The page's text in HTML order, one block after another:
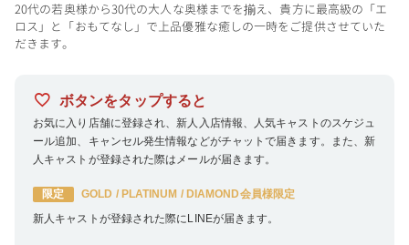
20代の若奥様から30代の大人な奥様までを揃え、貴方に最高級の「エ
ロス」と「おもてなし」で上品優雅な癒しの一時をご提供させていた
だきます。
ボタンをタップすると
お気に入り店舗に登録され、新人入店情報、人気キャストのスケジュ
ール追加、キャンセル発生情報などがチャットで届きます。また、新
人キャストが登録された際はメールが届きます。
限定
GOLD / PLATINUM / DIAMOND会員様限定
新人キャストが登録された際にLINEが届きます。